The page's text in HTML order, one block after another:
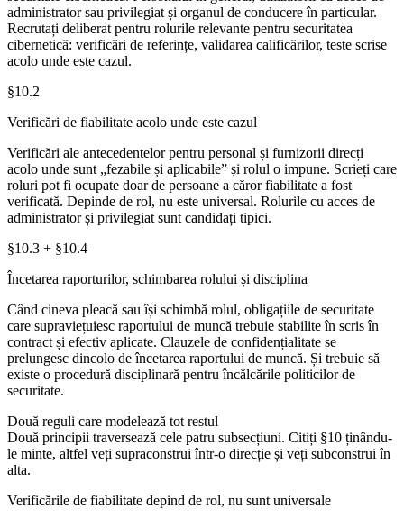
administrator sau privilegiat și organul de conducere în particular.
Recrutați deliberat pentru rolurile relevante pentru securitatea
cibernetică: verificări de referințe, validarea calificărilor, teste scrise
acolo unde este cazul.
§10.2
Verificări de fiabilitate acolo unde este cazul
Verificări ale antecedentelor pentru personal și furnizorii direcți
acolo unde sunt „fezabile și aplicabile” și rolul o impune. Scrieți care
roluri pot fi ocupate doar de persoane a căror fiabilitate a fost
verificată. Depinde de rol, nu este universal. Rolurile cu acces de
administrator și privilegiat sunt candidați tipici.
§10.3 + §10.4
Încetarea raporturilor, schimbarea rolului și disciplina
Când cineva pleacă sau își schimbă rolul, obligațiile de securitate
care supraviețuiesc raportului de muncă trebuie stabilite în scris în
contract și efectiv aplicate. Clauzele de confidențialitate se
prelungesc dincolo de încetarea raportului de muncă. Și trebuie să
existe o procedură disciplinară pentru încălcările politicilor de
securitate.
Două reguli care modelează tot restul
Două principii traversează cele patru subsecțiuni. Citiți §10 ținându-
le minte, altfel veți supraconstrui într-o direcție și veți subconstrui în
alta.
Verificările de fiabilitate depind de rol, nu sunt universale